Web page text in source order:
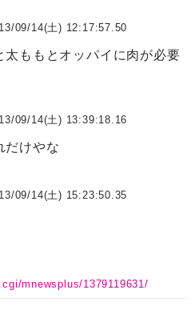
09/14(土) 12:17:57.50
太ももとオッパイに肉が必要
09/14(土) 13:39:18.16
だけやな
09/14(土) 15:23:50.35
mnewsplus/1379119631/